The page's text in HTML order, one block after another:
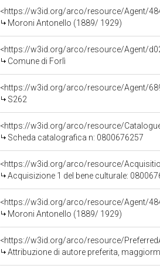
<https://w3id.org/arco/resource/Agent/
Moroni Antonello (1889/ 1929)
<https://w3id.org/arco/resource/Agent/
Comune di Forlì
<https://w3id.org/arco/resource/Agent/
S262
<https://w3id.org/arco/resource/
Scheda catalografica n: 0800676257
<https://w3id.org/arco/resource/
Acquisizione 1 del bene culturale:
<https://w3id.org/arco/resource/Agent/
Moroni Antonello (1889/ 1929)
<https://w3id.org/arco/resource/
Attribuzione di autore preferita,